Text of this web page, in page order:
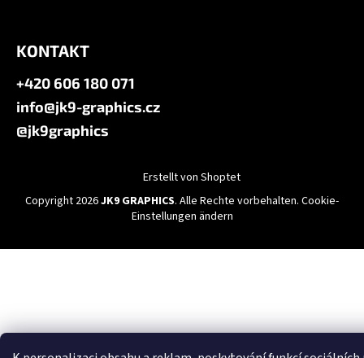
KONTAKT
+420 606 180 071
info@jk9-graphics.cz
@jk9graphics
Erstellt von Shoptet
Copyright 2026JK9 GRAPHICS. Alle Rechte vorbehalten. Cookie-
Einstellungen ändern